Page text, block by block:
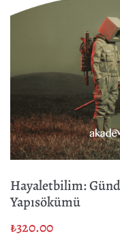
Hayaletbilim:
Yapısökümü
₺320.00